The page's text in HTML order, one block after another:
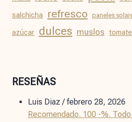
salchicha refresco paneles
azúcar dulces muslos tomate
RESEÑAS
Luis Diaz /febrero 28, 2026
Recomendado. 100 -%.